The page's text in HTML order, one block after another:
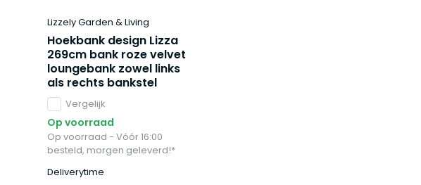
Lizzely Garden & Living
Hoekbank design Lizza
269cm bank roze velvet
loungebank zowel links
als rechts bankstel
Vergelijk
Op voorraad
Op voorraad - Vóór 16:00
besteld, morgen geleverd!*
Deliverytime